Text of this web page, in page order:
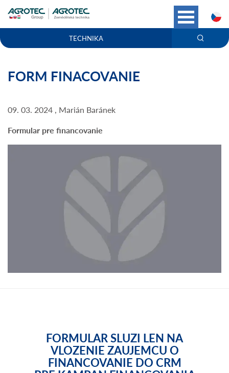
TECHNIKA
FORM FINACOVANIE
09. 03. 2024 , Marián Baránek
Formular pre financovanie
FORMULAR SLUZI LEN NA
VLOZENIE ZAUJEMCU O
FINANCOVANIE DO CRM